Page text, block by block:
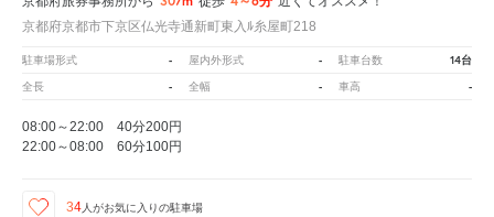
京都府京都市下京区仏光寺通新町東入ﾙ糸屋町218
駐車場形式 - 屋内外形式 - 駐車台数 14台
全長 - 全幅 - 車高 -
08:00～22:00 40分200円
22:00～08:00 60分100円
34人がお気に入りの駐車場